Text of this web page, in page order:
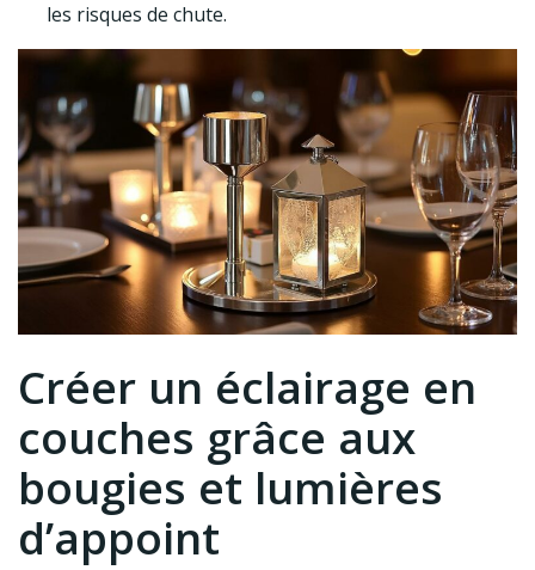
les risques de chute.
Créer un éclairage en
couches grâce aux
bougies et lumières
d’appoint